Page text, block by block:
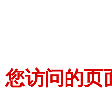
您访问的页